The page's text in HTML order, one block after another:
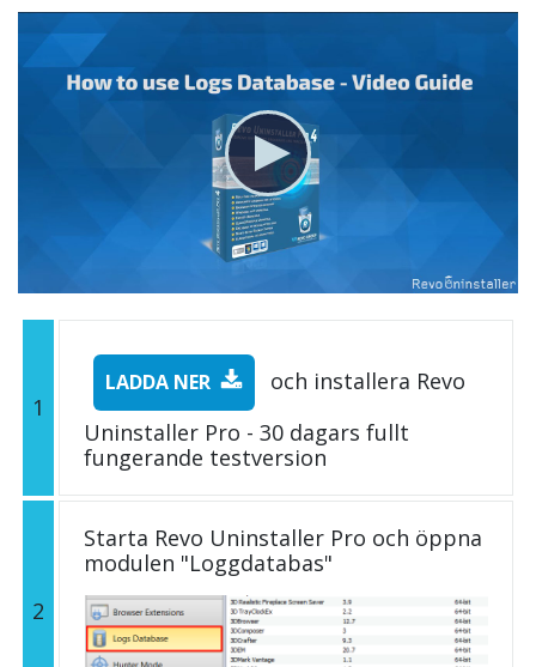
1
LADDA NER
och installera Revo
Uninstaller Pro - 30 dagars fullt
fungerande testversion
2
Starta Revo Uninstaller Pro och öppna
modulen "Loggdatabas"